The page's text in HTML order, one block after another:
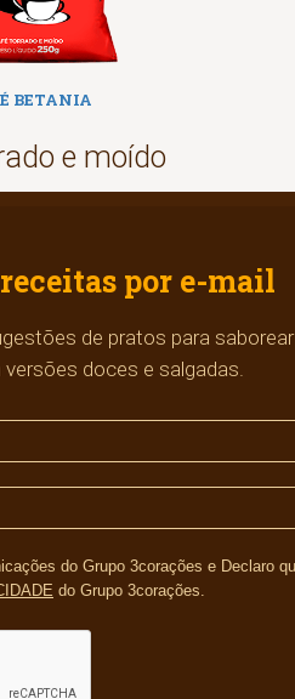
BETANIA
e moído
por e-mail
de pratos para saborear
doces e salgadas.
do Grupo 3corações.